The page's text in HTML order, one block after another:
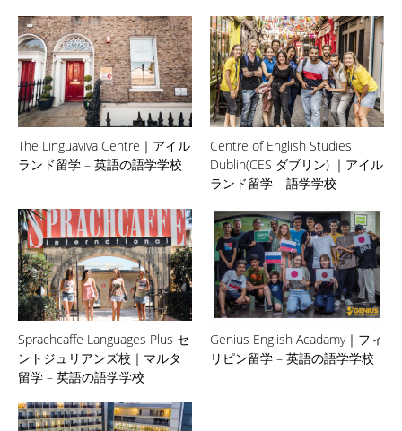
The Linguaviva Centre｜アイル
ランド留学 – 英語の語学学校
Centre of English Studies
Dublin(CES ダブリン) ｜アイル
ランド留学 – 語学学校
Sprachcaffe Languages Plus セ
ントジュリアンズ校｜マルタ
留学 – 英語の語学学校
Genius English Acadamy｜フィ
リピン留学 – 英語の語学学校